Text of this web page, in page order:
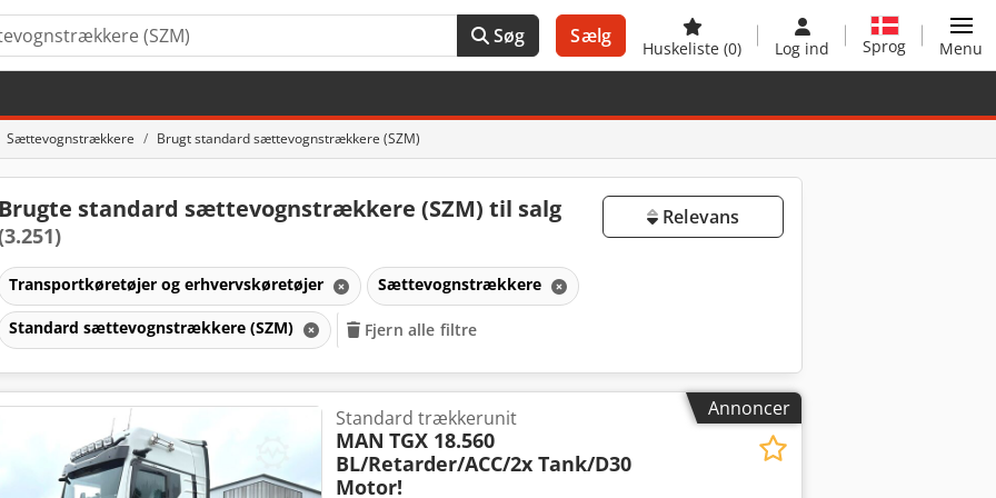
Søg Sælg
Huskeliste (0) Log ind Sprog Menu
Sættevognstrækkere Brugt standard sættevognstrækkere (SZM)
Brugte standard sættevognstrækkere (SZM) til salg Relevans
Transportkøretøjer og erhvervskøretøjer Sættevognstrækkere
Standard sættevognstrækkere (SZM) Fjern alle filtre
Annoncer
Standard trækkerunit
MAN TGX 18.560
BL/Retarder/ACC/2x Tank/D30
Motor!